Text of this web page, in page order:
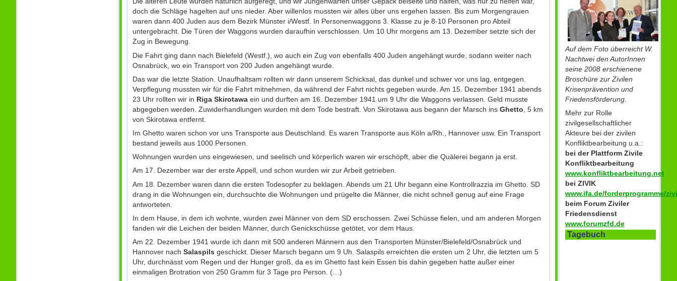
doch die Schläge hagelten auf uns nieder. Aber willenlos mussten wir alles über uns ergehen lassen. Bis zum Morgengrauen
waren dann 400 Juden aus dem Bezirk Münster i/Westf. In Personenwaggons 3. Klasse zu je 8-10 Personen pro Abteil
untergebracht. Die Türen der Waggons wurden daraufhin verschlossen. Um 10 Uhr morgens am 13. Dezember setzte sich der
Zug in Bewegung.
Die Fahrt ging dann nach Bielefeld (Westf.), wo auch ein Zug von ebenfalls 400 Juden angehängt wurde, sodann weiter nach
Osnabrück, wo ein Transport von 200 Juden angehängt wurde.
Das war die letzte Station. Unaufhaltsam rollten wir dann unserem Schicksal, das dunkel und schwer vor uns lag, entgegen.
Verpflegung mussten wir für die Fahrt mitnehmen, da während der Fahrt nichts gegeben wurde. Am 15. Dezember 1941 abends
23 Uhr rollten wir in Riga Skirotawa ein und durften am 16. Dezember 1941 um 9 Uhr die Waggons verlassen. Geld musste
abgegeben werden. Zuwiderhandlungen wurden mit dem Tode bestraft. Von Skirotawa aus begann der Marsch ins Ghetto , 5 km
von Skirotawa entfernt.
Im Ghetto waren schon vor uns Transporte aus Deutschland. Es waren Transporte aus Köln a/Rh., Hannover usw. Ein Transport
bestand jeweils aus 1000 Personen.
Wohnungen wurden uns eingewiesen, und seelisch und körperlich waren wir erschöpft, aber die Quälerei begann ja erst.
Am 17. Dezember war der erste Appell, und schon wurden wir zur Arbeit getrieben.
Am 18. Dezember waren dann die ersten Todesopfer zu beklagen. Abends um 21 Uhr begann eine Kontrollrazzia im Ghetto. SD
drang in die Wohnungen ein, durchsuchte die Wohnungen und prügelte die Männer, die nicht schnell genug auf eine Frage
antworteten.
In dem Hause, in dem ich wohnte, wurden zwei Männer von dem SD erschossen. Zwei Schüsse fielen, und am anderen Morgen
fanden wir die Leichen der beiden Männer, durch Genickschüsse getötet, vor dem Haus.
Am 22. Dezember 1941 wurde ich dann mit 500 anderen Männern aus den Transporten Münster/Bielefeld/Osnabrück und
Hannover nach Salaspils geschickt. Dieser Marsch begann um 9 Uh. Salaspils erreichten die ersten um 2 Uhr, die letzten um 5
Uhr, durchnässt vom Regen und der Hunger groß, da es im Ghetto fast kein Essen bis dahin gegeben hatte außer einer
einmaligen Brotration von 250 Gramm für 3 Tage pro Person. (…)
Auf dem Foto überreicht W.
Nachtwei den AutorInnen
seine 2008 erschienene
Broschüre zur Zivilen
Krisenprävention und
Friedensförderung.
Mehr zur Rolle
zivilgesellschaftlicher
Akteure bei der zivilen
Konfliktbearbeitung u.a.:
bei der Plattform Zivile
Konfliktbearbeitung
www.konfliktbearbeitung.net
bei ZIVIK
www.ifa.de/forderprogramme/
beim Forum Ziviler
Friedensdienst
www.forumzfd.de
Tagebuch